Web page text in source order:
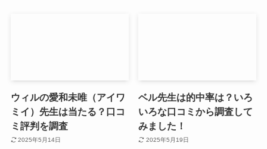
ウィルの愛和未唯（アイワ
ミイ）先生は当たる？口コ
ミ評判を調査
2025年5月14日
ベル先生は的中率は？いろ
いろな口コミから調査して
みました！
2025年5月19日